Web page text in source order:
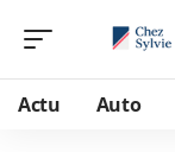
Actu Auto